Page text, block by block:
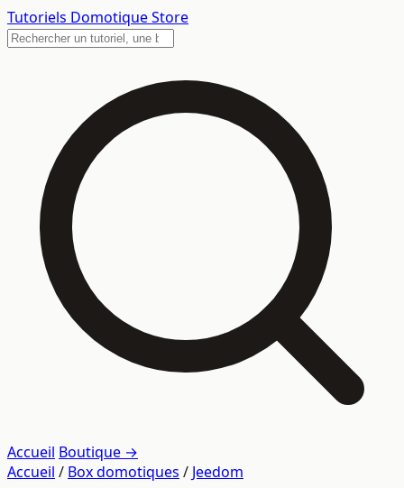
Tutoriels Domotique Store
Accueil Boutique →
Accueil / Box domotiques / Jeedom